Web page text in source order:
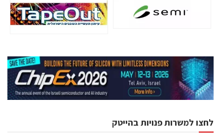
לחצו למשרות פנויות בהייטק